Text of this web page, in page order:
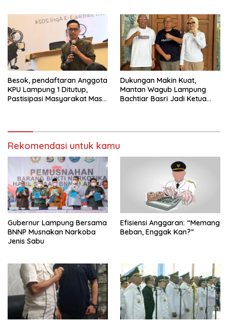
Besok, pendaftaran Anggota
KPU Lampung 1 Ditutup,
Pastisipasi Masyarakat Masih
Dukungan Makin Kuat,
Mantan Wagub Lampung
Bachtiar Basri Jadi Ketua
Rekomendasi untuk kamu
Gubernur Lampung Bersama
BNNP Musnakan Narkoba
Jenis Sabu
Efisiensi Anggaran: “Memang
Beban, Enggak Kan?”